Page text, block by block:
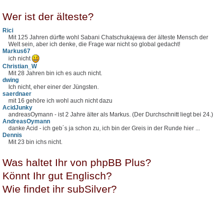
Wer ist der älteste?
Rici
Mit 125 Jahren dürfte wohl Sabani Chatschukajewa der älteste Mensch der
Welt sein, aber ich denke, die Frage war nicht so global gedacht!
Markus67
ich nicht
Christian_W
Mit 28 Jahren bin ich es auch nicht.
dwing
Ich nicht, eher einer der Jüngsten.
saerdnaer
mit 16 gehöre ich wohl auch nicht dazu
AcidJunky
andreasOymann - ist 2 Jahre älter als Markus. (Der Durchschnitt liegt bei 24.)
AndreasOymann
danke Acid - ich geb´s ja schon zu, ich bin der Greis in der Runde hier ...
Dennis
Mit 23 bin ichs nicht.
Was haltet Ihr von phpBB Plus?
Könnt Ihr gut Englisch?
Wie findet ihr subSilver?